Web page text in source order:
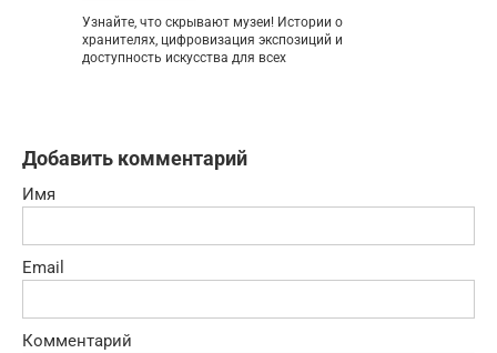
Узнайте, что скрывают музеи! Истории о
хранителях, цифровизация экспозиций и
доступность искусства для всех
Добавить комментарий
Имя
Email
Комментарий